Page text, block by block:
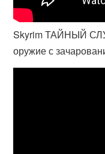
Skyrim ТАЙНЫЙ
оружие с